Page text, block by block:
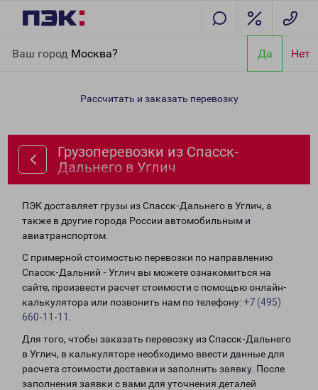
Ваш город Москва? Да Нет
Углич
Рассчитать и заказать перевозку
Грузоперевозки из Спасск-
Дальнего в Углич
ПЭК доставляет грузы из Спасск-Дальнего в Углич, а
также в другие города России автомобильным и
авиатранспортом.
С примерной стоимостью перевозки по направлению
Спасск-Дальний - Углич вы можете ознакомиться на
сайте, произвести расчет стоимости с помощью онлайн-
калькулятора или позвонить нам по телефону: +7 (495)
660-11-11
Для того, чтобы заказать перевозку из Спасск-Дальнего
в Углич, в калькуляторе необходимо ввести данные для
расчета стоимости доставки и заполнить заявку. После
заполнения заявки с вами для уточнения деталей